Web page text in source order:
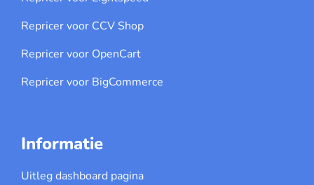
Repricer voor CCV Shop
Repricer voor OpenCart
Repricer voor BigCommerce
Informatie
Uitleg dashboard pagina